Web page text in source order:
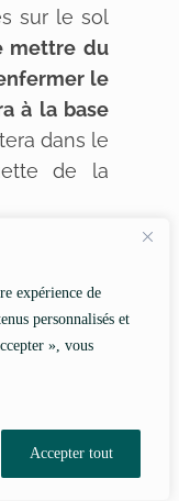
expérience de
personnalisés et
», vous
Accepter tout
sur le sol
mettre du
le
à la base
dans le
de la
lorsqu’on
. Pour
plus
un
feuilles et